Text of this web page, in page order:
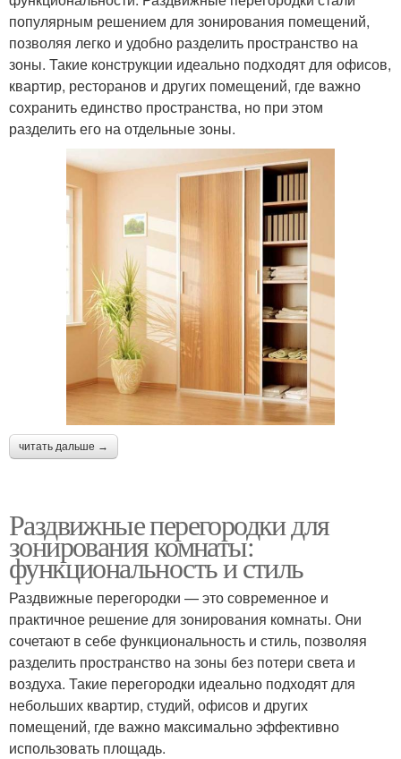
популярным решением для зонирования помещений,
позволяя легко и удобно разделить пространство на
зоны. Такие конструкции идеально подходят для офисов,
квартир, ресторанов и других помещений, где важно
сохранить единство пространства, но при этом
разделить его на отдельные зоны.
читать дальше →
Раздвижные перегородки для
зонирования комнаты:
функциональность и стиль
Раздвижные перегородки — это современное и
практичное решение для зонирования комнаты. Они
сочетают в себе функциональность и стиль, позволяя
разделить пространство на зоны без потери света и
воздуха. Такие перегородки идеально подходят для
небольших квартир, студий, офисов и других
помещений, где важно максимально эффективно
использовать площадь.